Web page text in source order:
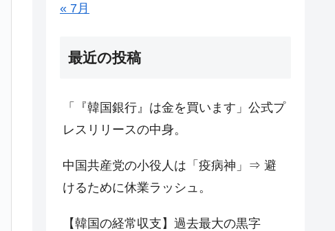
« 7月
最近の投稿
「『韓国銀行』は金を買います」公式プ
レスリリースの中身。
中国共産党の小役人は「疫病神」⇒ 避
けるために休業ラッシュ。
【韓国の経常収支】過去最大の黒字